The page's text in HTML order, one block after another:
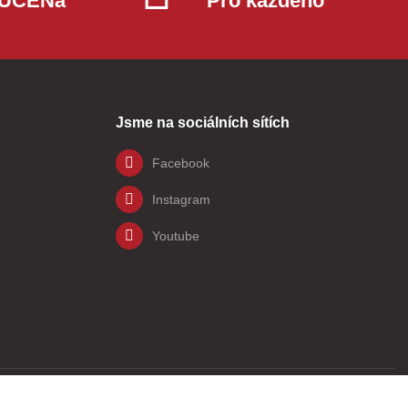
Jsme na sociálních sítích
Facebook
Instagram
Youtube